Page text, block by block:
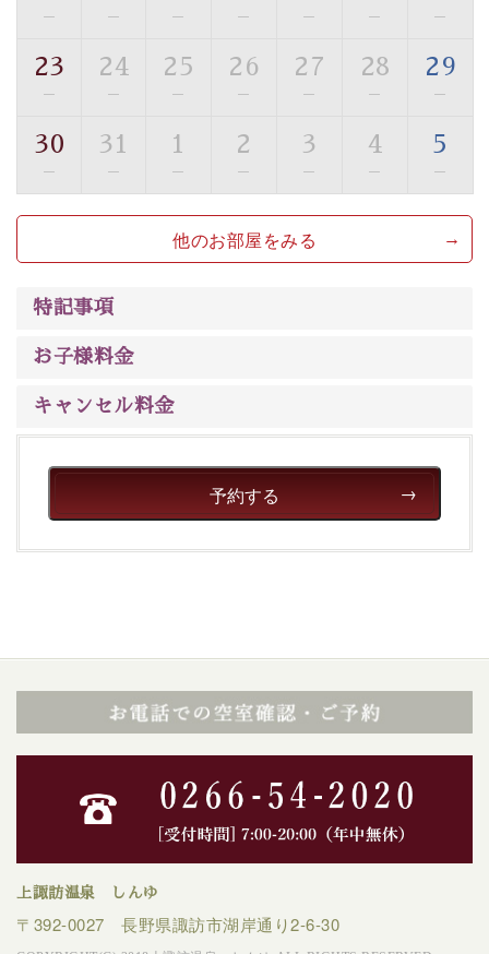
■貸切温泉風呂 （40分2000円）
む貸切温泉風呂です。ゆったりといやされるプライベー
トな空間をお愉しみください。
【旅】
豊富な知識を持ったドライバー兼ガイドが諏訪大社をご
事前ご予約制ですので、ご利用ご希望の方
は【3日前まで】にお電話ください。
※交通規制などにより運行できない日がございます
※年末年始及び御柱祭前後は運行しておりません
上諏訪温泉“しんゆ”なら諏訪大社など歴史ある諏訪の街
清らかな源泉、自然の恵みあるお食事、諏訪湖に包まれ
るお部屋、 大人のたしなみを感じていただける、美しく
癒される宿で贅沢に幸せのときを安心してお過ごしくだ
さい。
— — — — — — —
23
—
24
—
25
—
26
—
27
—
28
—
29
—
30
—
31
—
1
—
2
—
3
—
4
—
5
—
他のお部屋をみる
特記事項
お子様料金
キャンセル料金
予約する
上諏訪温泉 しんゆ
〒392-0027 長野県諏訪市湖岸通り2-6-30